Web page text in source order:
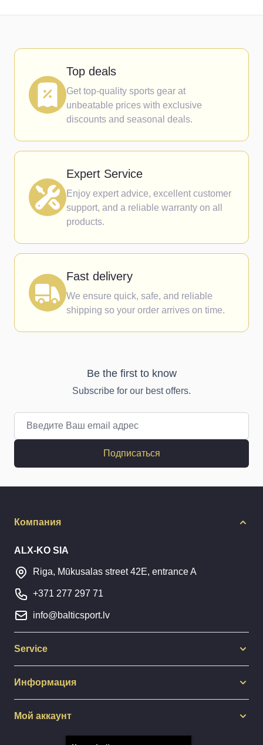
Top deals
Get top-quality sports gear at
unbeatable prices with exclusive
discounts and seasonal deals.
Expert Service
Enjoy expert advice, excellent customer
support, and a reliable warranty on all
products.
Fast delivery
We ensure quick, safe, and reliable
shipping so your order arrives on time.
Be the first to know
Subscribe for our best offers.
Подписаться
Компания
ALX-KO SIA
Riga, Mūkusalas street 42E, entrance A
+371 277 297 71
info@balticsport.lv
Service
Информация
Мой аккаунт